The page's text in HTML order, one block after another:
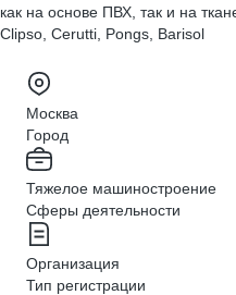
как на основе ПВХ, так и на
Clipso, Cerutti, Pongs, Barisol
Москва
Город
Тяжелое машиностроение
Сферы деятельности
Организация
Тип регистрации